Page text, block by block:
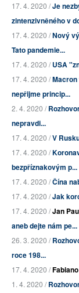
17. 4. 2020 /Je
zintenzivněného v
17. 4. 2020 /Nový
Tato pandemie...
17. 4. 2020 /USA
17. 4. 2020 /
nepřijme princip...
2. 4. 2020 /
nepravdi...
17. 4. 2020 /V
17. 4. 2020 /
bezpříznakovým p...
17. 4. 2020 /Čína
17. 4. 2020 /Jak
17. 4. 2020 /Jan
aneb dejte nám pe...
26. 3. 2020 /
roce 198...
17. 4. 2020 /
1. 4. 2020 /